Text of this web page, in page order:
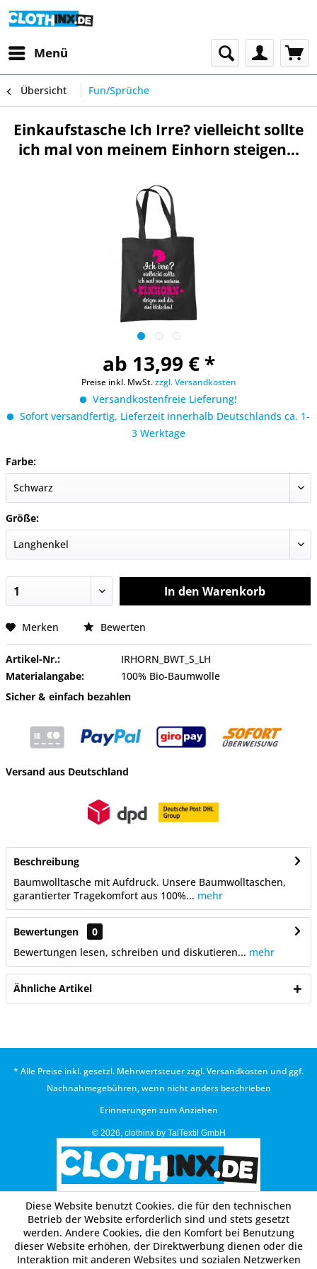
Menü
Übersicht Fun/Sprüche
Einkaufstasche Ich Irre? vielleicht sollte
ich mal von meinem Einhorn steigen...
ab 13,99 € *
Preise inkl. MwSt.zzgl. Versandkosten
Versandkostenfreie Lieferung!
Sofort versandfertig, Lieferzeit innerhalb Deutschlands ca. 1-
3 Werktage
Farbe:
Größe:
In den Warenkorb
Merken Bewerten
Artikel-Nr.:
IRHORN_BWT_S_LH
Materialangabe:
100% Bio-Baumwolle
Sicher & einfach bezahlen
Versand aus Deutschland
Beschreibung
Baumwolltasche mit Aufdruck. Unsere Baumwolltaschen,
garantierter Tragekomfort aus 100%... mehr
Bewertungen
0
Bewertungen lesen, schreiben und diskutieren... mehr
Ähnliche Artikel
* Alle Preise inkl. gesetzl. Mehrwertsteuer zzgl.Versandkosten und ggf.
Nachnahmegebühren, wenn nicht anders beschrieben
Erinnerungen zum Anziehen
© 2026, clothinx by TalTextil GmbH
Diese Website benutzt Cookies, die für den technischen
Betrieb der Website erforderlich sind und stets gesetzt
werden. Andere Cookies, die den Komfort bei Benutzung
dieser Website erhöhen, der Direktwerbung dienen oder die
Interaktion mit anderen Websites und sozialen Netzwerken